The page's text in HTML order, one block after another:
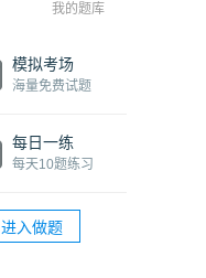
我的题库
模拟考场
海量免费试题
每日一练
每天10题练习
进入做题